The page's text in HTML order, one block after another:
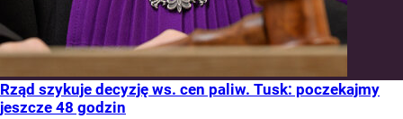
Rząd szykuje decyzję ws. cen paliw. Tusk: poczekajmy
jeszcze 48 godzin